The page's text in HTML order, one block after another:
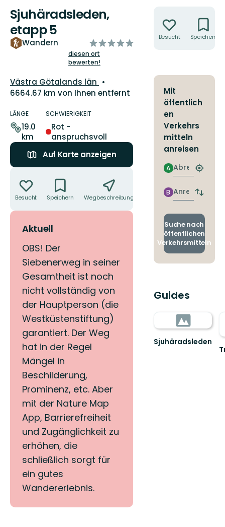
Sjuhäradsleden,
etapp 5
Wandern
von
5
Sternen
diesen ort
bewerten!
Landkreis:
Västra Götalands län
6664.67 km von Ihnen entfernt
zum
Weg
LÄNGE
19.0
km
SCHWIERIGKEIT
Rot -
anspruchsvoll
Auf Karte anzeigen
Besucht Speichern Wegbeschreibung
Aktuell
OBS! Der
Siebenerweg in seiner
Gesamtheit ist noch
nicht vollständig von
der Hauptperson (die
Westküstenstiftung)
garantiert. Der Weg
hat in der Regel
Mängel in
Beschilderung,
Prominenz, etc. Aber
mit der Nature Map
App, Barrierefreiheit
und Zugänglichkeit zu
erhöhen, die
schließlich sorgt für
ein gutes
Wandererlebnis.
Besucht Speichern
Mit
öffentlich
en
Verkehrs
mitteln
anreisen
Abreise
A
finden
Anreise
B
Suche nach
öffentlichen
Verkehrsmitteln
Guides
Sjuhäradsleden